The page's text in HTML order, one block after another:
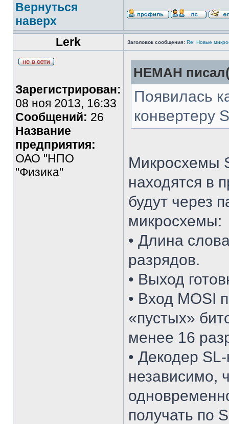
Вернуться
наверх
Lerk
Заголовок сообщения: Re: Новые
Зарегистрирован:
08 ноя 2013, 16:33
Сообщений: 26
Название
предприятия:
ОАО "НПО
"Физика"
HEMAH
Появилась
конвертеру
Микросхемы
находятся в
будут через
микросхемы:
• Длина
разрядов.
• Выход
• Вход MOSI
«пустых»
менее 16
• Декодер
независимо,
получать по